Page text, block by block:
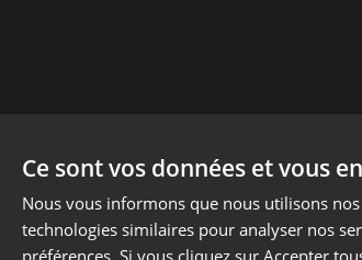
Ce sont vos données et vous
Nous vous informons que nous utilisons
technologies similaires pour analyser nos
préférences. Si vous cliquez sur Accepter